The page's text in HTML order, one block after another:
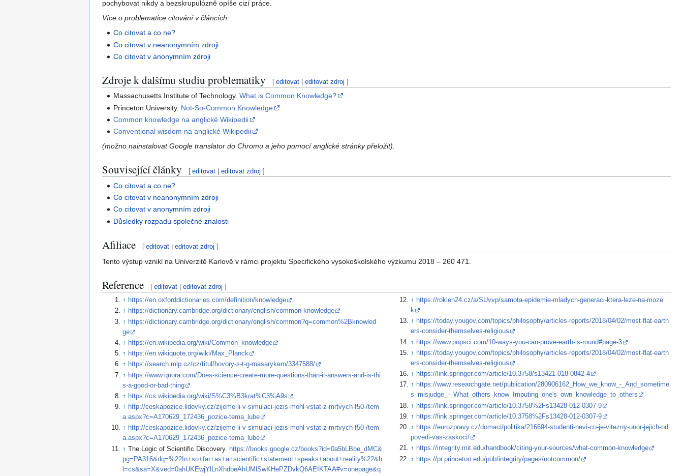
pochybovat nikdy a bezskrupulózně opíše cizí práce.
Více o problematice citování v článcích:
Co citovat a co ne?
Co citovat v neanonymním zdroji
Co citovat v anonymním zdroji
Zdroje k dalšímu studiu problematiky [ editovat |editovat zdroj ]
Massachusetts Institute of Technology.What is Common Knowledge?
Princeton University. Not-So-Common Knowledge
Common knowledge na anglické Wikipedii
Conventional wisdom na anglické Wikipedii
(možno nainstalovat Google translator do Chromu a jeho pomocí anglické stránky přeložit).
Související články [ editovat |editovat zdroj ]
Co citovat a co ne?
Co citovat v neanonymním zdroji
Co citovat v anonymním zdroji
Důsledky rozpadu společné znalosti
Afiliace [ editovat |editovat zdroj ]
Tento výstup vznikl na Univerzitě Karlově v rámci projektu Specifického vysokoškolského výzkumu 2018 – 260 471.
Reference [ editovat |editovat zdroj ]
↑ https://en.oxforddictionaries.com/definition/knowledge
↑ https://dictionary.cambridge.org/dictionary/english/common-knowledge
↑ https://dictionary.cambridge.org/dictionary/english/common?q=common%2Bknowled
ge
↑ https://en.wikipedia.org/wiki/Common_knowledge
↑ https://en.wikiquote.org/wiki/Max_Planck
↑ https://search.mlp.cz/cz/titul/hovory-s-t-g-masarykem/3347588/
↑ https://www.quora.com/Does-science-create-more-questions-than-it-answers-and-is-thi
s-a-good-or-bad-thing
↑ https://cs.wikipedia.org/wiki/S%C3%B3krat%C3%A9s
↑ http://ceskapozice.lidovky.cz/zijeme-li-v-simulaci-jezis-mohl-vstat-z-mrtvych-f50-/tem
a.aspx?c=A170629_172436_pozice-tema_lube
↑ http://ceskapozice.lidovky.cz/zijeme-li-v-simulaci-jezis-mohl-vstat-z-mrtvych-f50-/tem
a.aspx?c=A170629_172436_pozice-tema_lube
↑ The Logic of Scientific Discovery.
https://books.google.cz/books?id=0a5bLBbe_dMC&
pg=PA316&dq=%22In+so+far+as+a+scientific+statement+speaks+about+reality%22&h
l=cs&sa=X&ved=0ahUKEwjYlLnXhdbeAhUMlSwKHePZDvkQ6AEIKTAA#v=onepage&q
↑ https://roklen24.cz/a/SUvvp/samota-epidemie-mladych-generaci-ktera-leze-na-moze
k
↑ https://today.yougov.com/topics/philosophy/articles-reports/2018/04/02/most-flat-earth
ers-consider-themselves-religious
↑ https://www.popsci.com/10-ways-you-can-prove-earth-is-round#page-3
↑ https://today.yougov.com/topics/philosophy/articles-reports/2018/04/02/most-flat-earth
ers-consider-themselves-religious
↑ https://link.springer.com/article/10.3758/s13421-018-0842-4
↑ https://www.researchgate.net/publication/280906162_How_we_know_-_And_sometime
s_misjudge_-_What_others_know_Imputing_one's_own_knowledge_to_others
↑ https://link.springer.com/article/10.3758%2Fs13428-012-0307-9
↑ https://link.springer.com/article/10.3758%2Fs13428-012-0307-9
↑ https://eurozpravy.cz/domaci/politika/216694-studenti-nevi-co-je-vitezny-unor-jejich-od
povedi-vas-zaskoci/
↑ https://integrity.mit.edu/handbook/citing-your-sources/what-common-knowledge
↑ https://pr.princeton.edu/pub/integrity/pages/notcommon/